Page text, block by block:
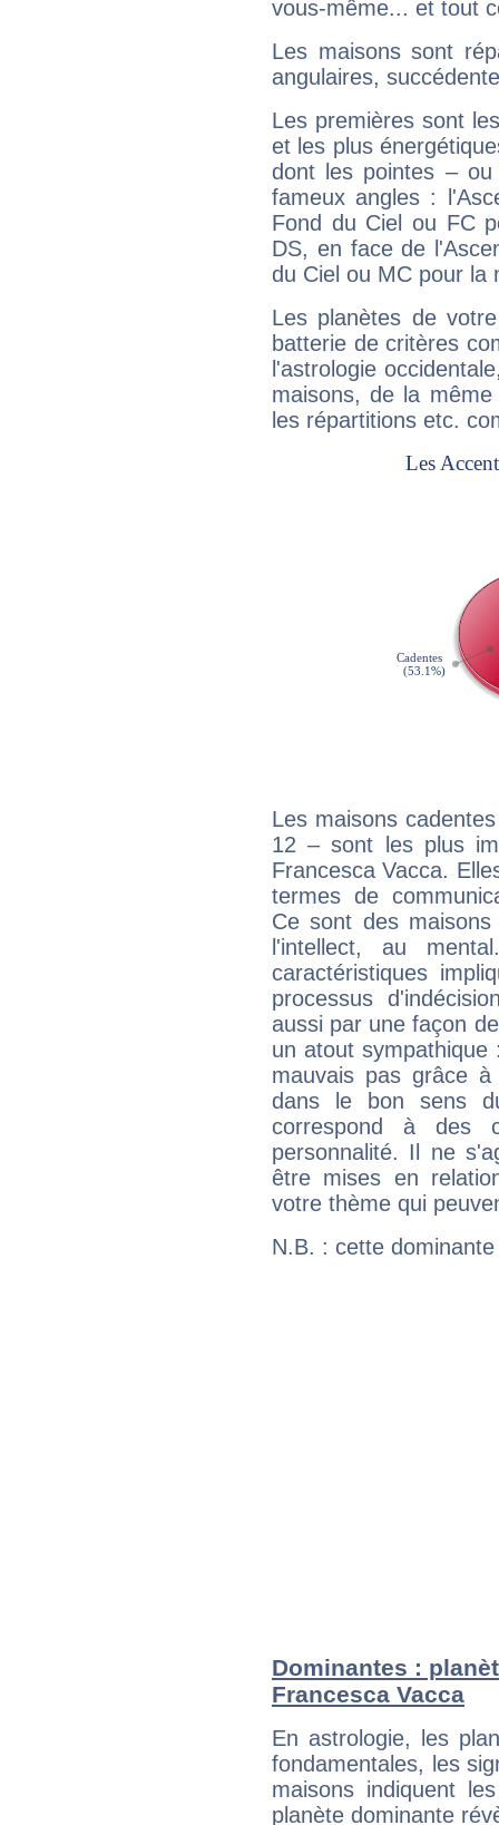
vous-même... et tout
Les maisons sont
angulaires,
Les premières sont
et les plus
dont les pointes –
fameux angles :
Fond du Ciel ou FC
DS, en face de
du Ciel ou MC pour la
Les planètes de
batterie de critères
l'astrologie
maisons, de la
les répartitions etc.
Les maisons
12 – sont les plus
Francesca Vacca.
termes de
Ce sont des
l'intellect, au
caractéristiques
processus
aussi par une façon
un atout
mauvais pas grâce
dans le bon sens
correspond à des
personnalité. Il ne
être mises en
votre thème qui
N.B. : cette
Dominantes :
Francesca Vacca
En astrologie, les
fondamentales, les
maisons indiquent
planète dominante